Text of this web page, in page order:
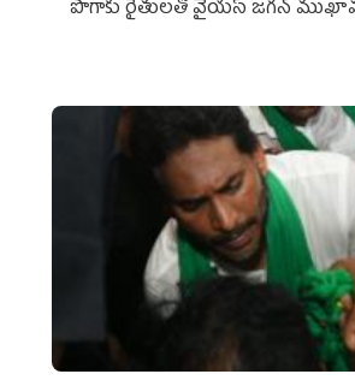
పొగాకు రైతుల‌తో వైయ‌స్ జ‌గ‌న్